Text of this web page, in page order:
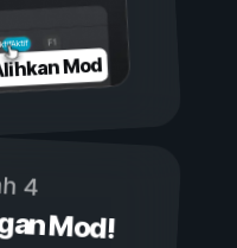
Aktif
Mod
4
Mod!